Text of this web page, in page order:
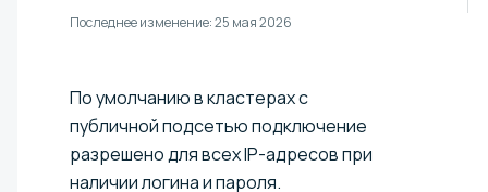
Последнее изменение:25 мая 2026
По умолчанию в кластерах с
публичной подсетью подключение
разрешено для всех IP-адресов при
наличии логина и пароля.